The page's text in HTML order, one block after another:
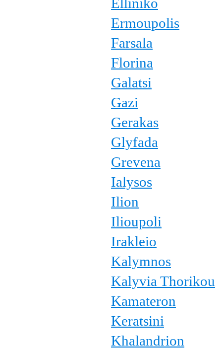
Ermoupolis
Farsala
Florina
Galatsi
Gazi
Gerakas
Glyfada
Grevena
Ialysos
Ilion
Ilioupoli
Irakleio
Kalymnos
Kalyvia Thorikou
Kamateron
Keratsini
Khalandrion